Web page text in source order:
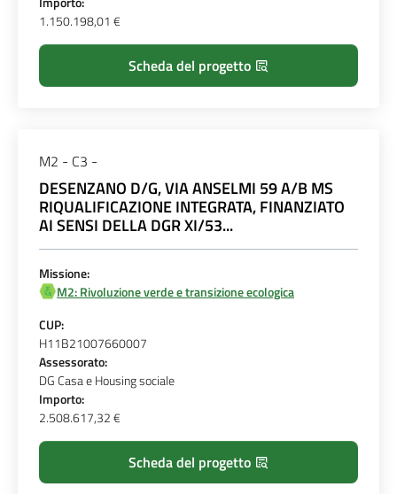
1.150.198,01 €
Scheda del progetto
M2 - C3 -
DESENZANO D/G, VIA ANSELMI 59 A/B MS
RIQUALIFICAZIONE INTEGRATA, FINANZIATO
AI SENSI DELLA DGR XI/53...
Missione:
M2: Rivoluzione verde e transizione ecologica
CUP:
H11B21007660007
Assessorato:
DG Casa e Housing sociale
Importo:
2.508.617,32 €
Scheda del progetto